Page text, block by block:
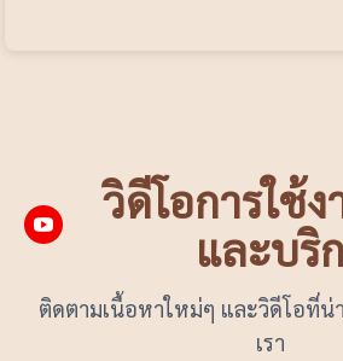
วิดีโอการใช้
และบริ
ติดตามเนื้อหาใหม่ๆ และวิดีโอที่น่
เรา